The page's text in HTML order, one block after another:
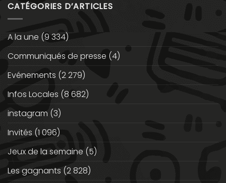
CATÉGORIES D’ARTICLES
A la une (9 334)
Communiqués de presse (4)
Evénements (2 279)
Infos Locales (8 682)
instagram (3)
Invités (1 096)
Jeux de la semaine (5)
Les gagnants (2 828)